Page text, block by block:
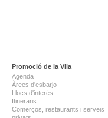
Promoció de la Vila
Agenda
Àrees d'esbarjo
Llocs d'interès
Itineraris
Comerços, restaurants i serveis